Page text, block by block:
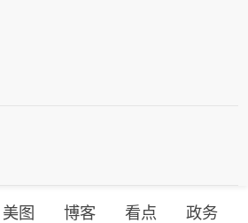
美图 博客 看点 政务